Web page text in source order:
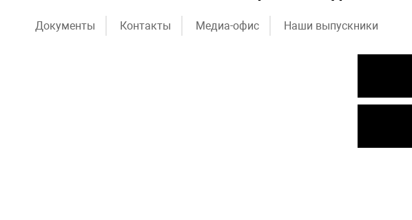
Документы Контакты Медиа-офис Наши выпускники